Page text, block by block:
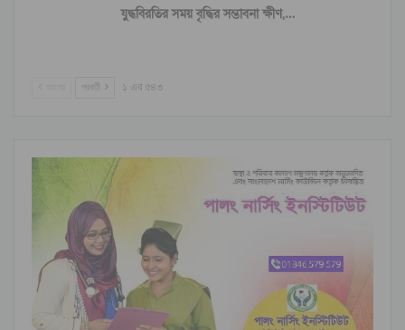
যুদ্ধবিরতির সময় বৃদ্ধির সম্ভাবনা ক্ষীণ,…
পরবর্তী ১ এর ৫৪৩